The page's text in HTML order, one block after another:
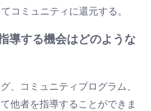
コミュニティに還元する。
導する機会はどのような
、コミュニティプログラム、
他者を指導することができま